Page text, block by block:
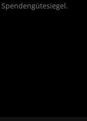
Spendengütesiegel.